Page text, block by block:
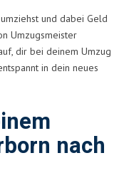
und dabei Geld
Umzugsmeister
dir bei deinem Umzug
in dein neues
nach